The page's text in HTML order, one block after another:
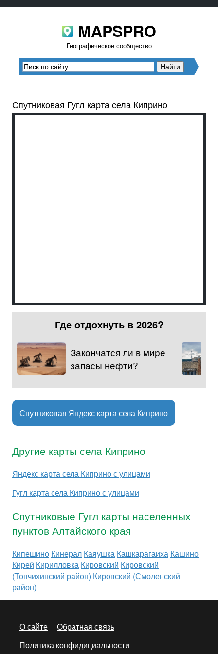
MAPSPRO
Географическое сообщество
Спутниковая Гугл карта села Киприно
Где отдохнуть в 2026?
Закончатся ли в мире
запасы нефти?
Спутниковая Яндекс карта села Киприно
Другие карты села Киприно
Яндекс карта села Киприно с улицами
Гугл карта села Киприно с улицами
Спутниковые Гугл карты населенных
пунктов Алтайского края
Кипешино Кинерал Каяушка Кашкарагаиха Кашино
Кирей Кирилловка Кировский Кировский
(Топчихинский район) Кировский (Смоленский
район)
О сайте
Обратная связь
Политика конфидициальности